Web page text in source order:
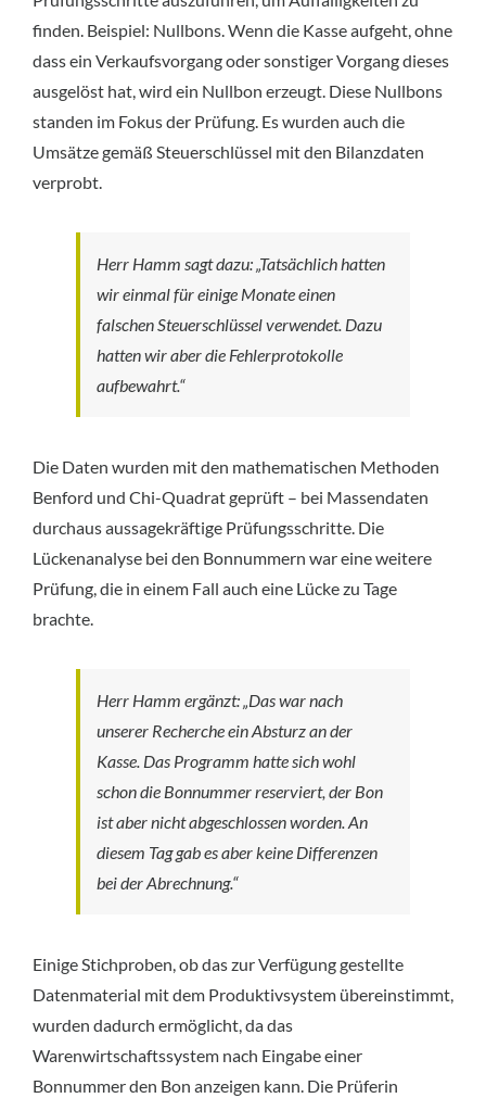
finden. Beispiel: Nullbons. Wenn die Kasse aufgeht, ohne
dass ein Verkaufsvorgang oder sonstiger Vorgang dieses
ausgelöst hat, wird ein Nullbon erzeugt. Diese Nullbons
standen im Fokus der Prüfung. Es wurden auch die
Umsätze gemäß Steuerschlüssel mit den Bilanzdaten
verprobt.
Herr Hamm sagt dazu: „Tatsächlich hatten
wir einmal für einige Monate einen
falschen Steuerschlüssel verwendet. Dazu
hatten wir aber die Fehlerprotokolle
aufbewahrt.“
Die Daten wurden mit den mathematischen Methoden
Benford und Chi-Quadrat geprüft – bei Massendaten
durchaus aussagekräftige Prüfungsschritte. Die
Lückenanalyse bei den Bonnummern war eine weitere
Prüfung, die in einem Fall auch eine Lücke zu Tage
brachte.
Herr Hamm ergänzt: „Das war nach
unserer Recherche ein Absturz an der
Kasse. Das Programm hatte sich wohl
schon die Bonnummer reserviert, der Bon
ist aber nicht abgeschlossen worden. An
diesem Tag gab es aber keine Differenzen
bei der Abrechnung.“
Einige Stichproben, ob das zur Verfügung gestellte
Datenmaterial mit dem Produktivsystem übereinstimmt,
wurden dadurch ermöglicht, da das
Warenwirtschaftssystem nach Eingabe einer
Bonnummer den Bon anzeigen kann. Die Prüferin